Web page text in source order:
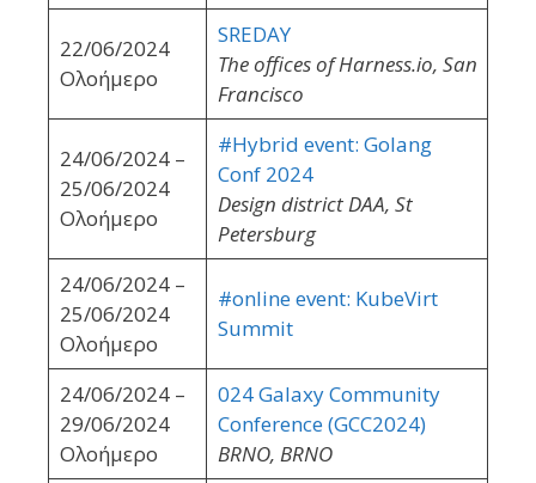
22/06/2024
Ολοήμερο
SREDAY
The offices of Harness.io, San
Francisco
24/06/2024 –
25/06/2024
Ολοήμερο
#Hybrid event: Golang
Conf 2024
Design district DAA, St
Petersburg
24/06/2024 –
25/06/2024
Ολοήμερο
#online event: KubeVirt
Summit
24/06/2024 –
29/06/2024
Ολοήμερο
024 Galaxy Community
Conference (GCC2024)
BRNO, BRNO